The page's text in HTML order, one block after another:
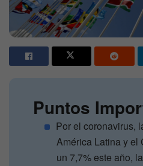
Puntos
Por el coronavirus,
América Latina y el
un 7,7% este año,